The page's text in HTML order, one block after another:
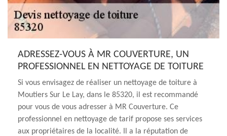
ADRESSEZ-VOUS À MR COUVERTURE, UN
PROFESSIONNEL EN NETTOYAGE DE TOITURE
Si vous envisagez de réaliser un nettoyage de toiture à
Moutiers Sur Le Lay, dans le 85320, il est recommandé
pour vous de vous adresser à MR Couverture. Ce
professionnel en nettoyage de tarif propose ses services
aux propriétaires de la localité. Il a la réputation de